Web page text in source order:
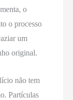
o
o processo
um
original.
não tem
Partículas